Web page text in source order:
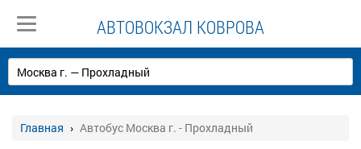
АВТОВОКЗАЛ КОВРОВА
Главная Автобус Москва г. - Прохладный